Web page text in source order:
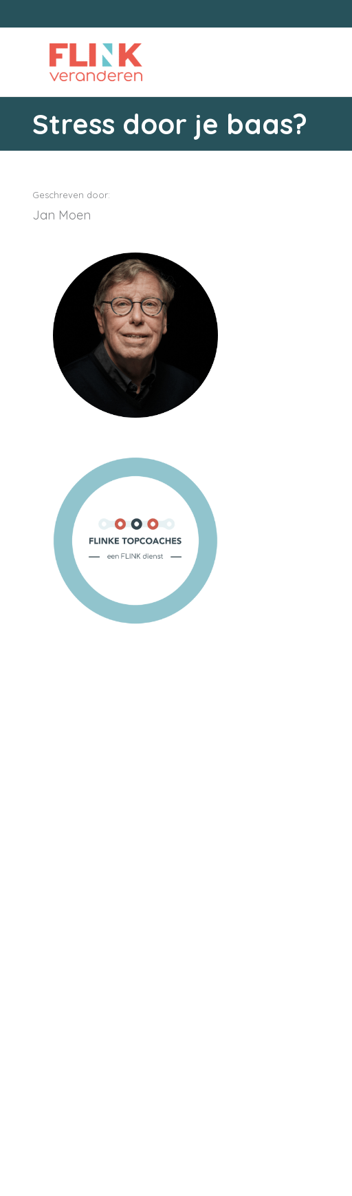
naar
Stress door je baas?
Geschreven door:
Jan Moen